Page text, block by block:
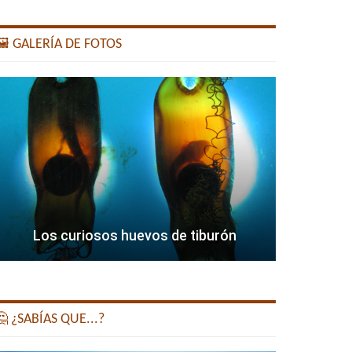
GALERÍA DE FOTOS
Los curiosos huevos de tiburón
¿SABÍAS QUE...?